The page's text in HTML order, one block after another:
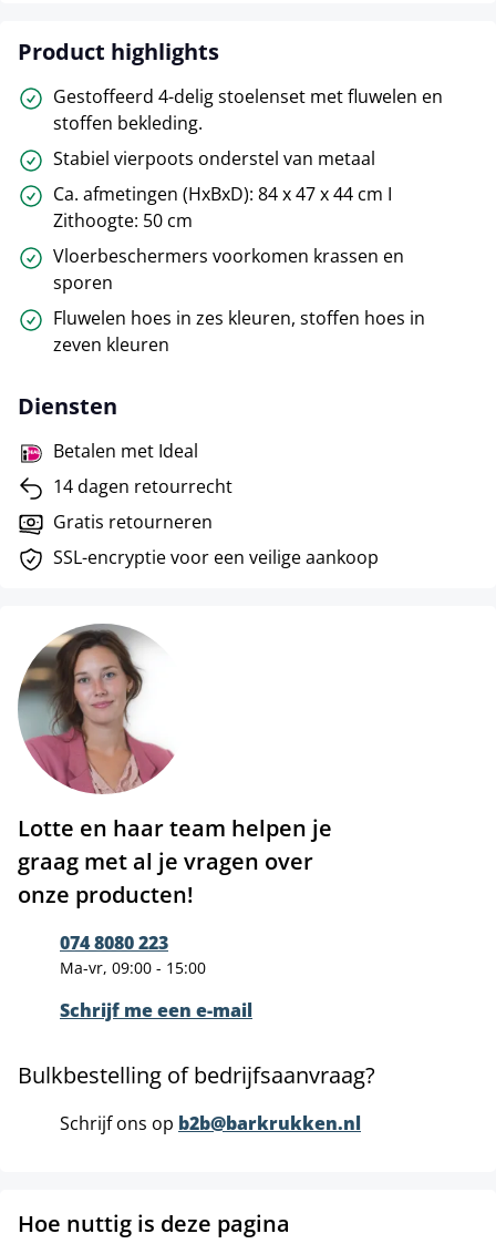
Product highlights
Gestoffeerd 4-delig stoelenset met fluwelen en
stoffen bekleding.
Stabiel vierpoots onderstel van metaal
Ca. afmetingen (HxBxD): 84 x 47 x 44 cm I
Zithoogte: 50 cm
Vloerbeschermers voorkomen krassen en
sporen
Fluwelen hoes in zes kleuren, stoffen hoes in
zeven kleuren
Diensten
Betalen met Ideal
14 dagen retourrecht
Gratis retourneren
SSL-encryptie voor een veilige aankoop
Lotte en haar team helpen je
graag met al je vragen over
onze producten!
074 8080 223
Ma-vr, 09:00 - 15:00
Schrijf me een e-mail
Bulkbestelling of bedrijfsaanvraag?
Schrijf ons op b2b@barkrukken.nl
Hoe nuttig is deze pagina